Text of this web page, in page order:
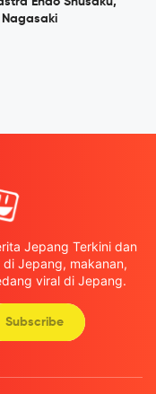
Nagasaki
Jepang Terkini dan
Jepang, makanan,
viral di Jepang.
Subscribe